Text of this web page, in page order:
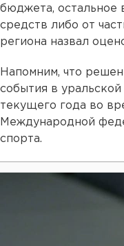
бюджета, остальное
средств либо от
региона назвал
Напомним, что
события в
текущего года во
Международной
спорта.